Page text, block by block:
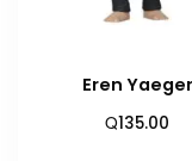
Eren Yaeger
Q135.00